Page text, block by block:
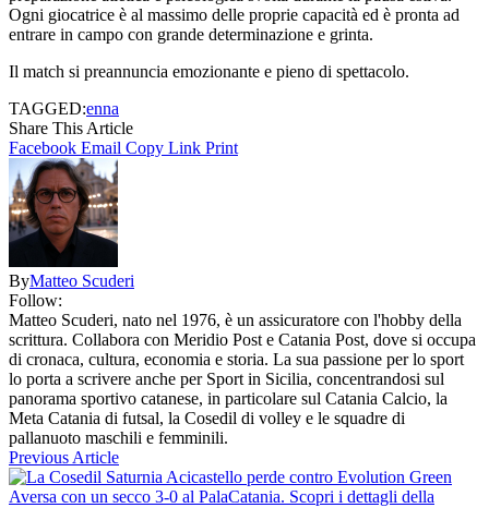
Ogni giocatrice è al massimo delle proprie capacità ed è pronta ad
entrare in campo con grande determinazione e grinta.
Il match si preannuncia emozionante e pieno di spettacolo.
TAGGED:enna
Share This Article
Facebook Email Copy Link Print
ByMatteo Scuderi
Follow:
Matteo Scuderi, nato nel 1976, è un assicuratore con l'hobby della
scrittura. Collabora con Meridio Post e Catania Post, dove si occupa
di cronaca, cultura, economia e storia. La sua passione per lo sport
lo porta a scrivere anche per Sport in Sicilia, concentrandosi sul
panorama sportivo catanese, in particolare sul Catania Calcio, la
Meta Catania di futsal, la Cosedil di volley e le squadre di
pallanuoto maschili e femminili.
Previous Article